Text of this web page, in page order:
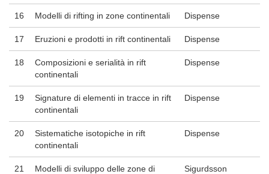
16 Modelli di rifting in zone continentali Dispense
17 Eruzioni e prodotti in rift continentali Dispense
18
Composizioni e serialità in rift
continentali
Dispense
19
Signature di elementi in tracce in rift
continentali
Dispense
20
Sistematiche isotopiche in rift
continentali
Dispense
21
Modelli di sviluppo delle zone di
Sigurdsson